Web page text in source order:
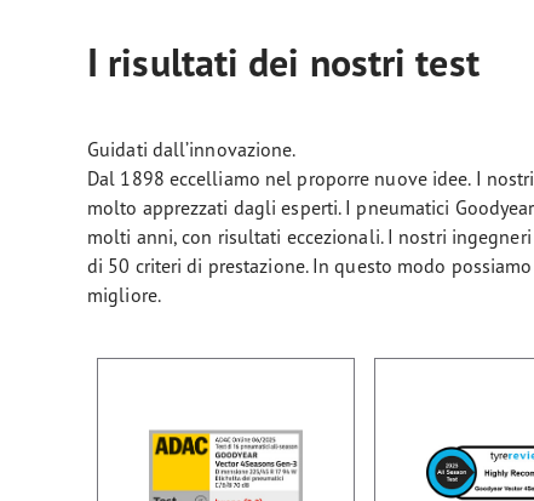
I risultati dei nostri test
Guidati dall’innovazione.
Dal 1898 eccelliamo nel proporre nuove idee. I
molto apprezzati dagli esperti. I pneumatici
molti anni, con risultati eccezionali. I nostri
di 50 criteri di prestazione. In questo modo
migliore.